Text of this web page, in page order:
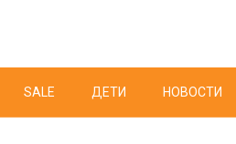
SALE ДЕТИ НОВОСТИ